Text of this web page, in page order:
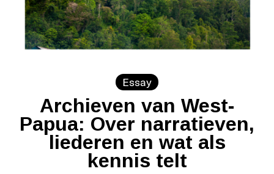
Essay
Archieven van West-
Papua: Over narratieven,
liederen en wat als
kennis telt